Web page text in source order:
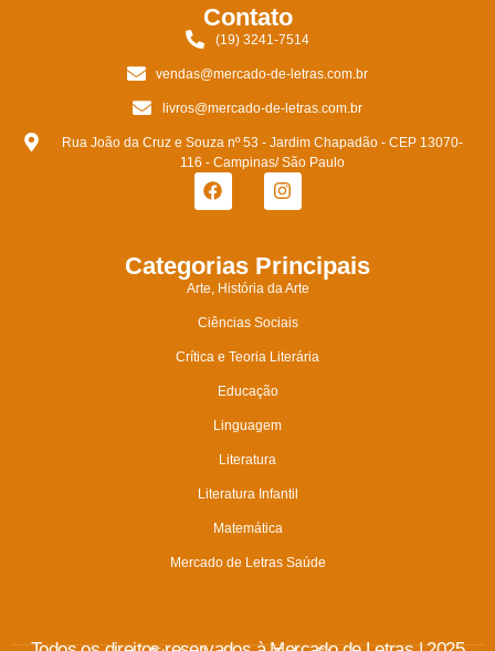
Contato
(19) 3241-7514
vendas@mercado-de-letras.com.br
livros@mercado-de-letras.com.br
Rua João da Cruz e Souza nº 53 - Jardim Chapadão - CEP 13070-
116 - Campinas/ São Paulo
Categorias Principais
Arte, História da Arte
Ciências Sociais
Crítica e Teoria Literária
Educação
Linguagem
Literatura
Literatura Infantil
Matemática
Mercado de Letras Saúde